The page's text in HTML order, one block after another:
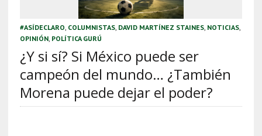
#ASÍDECLARO COLUMNISTAS, DAVID MARTÍNEZ STAINES, NOTICIAS,
OPINIÓN, POLÍTICA GURÚ
¿Y si sí? Si México puede ser
campeón del mundo… ¿También
Morena puede dejar el poder?